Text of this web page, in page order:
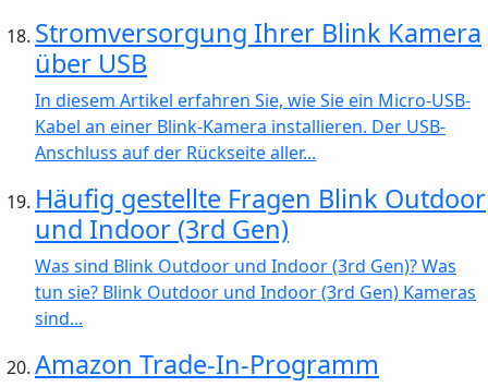
Stromversorgung Ihrer Blink Kamera
über USB
In diesem Artikel erfahren Sie, wie Sie ein Micro-USB-
Kabel an einer Blink-Kamera installieren. Der USB-
Anschluss auf der Rückseite aller...
Häufig gestellte Fragen Blink Outdoor
und Indoor (3rd Gen)
Was sind Blink Outdoor und Indoor (3rd Gen)? Was
tun sie? Blink Outdoor und Indoor (3rd Gen) Kameras
sind...
Amazon Trade-In-Programm